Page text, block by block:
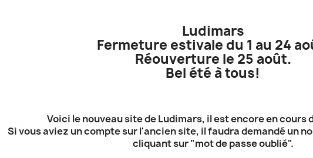
Ludimars
Fermeture estivale du 1 au 24
Réouverture le 25 août.
Bel été à tous!
Voici le nouveau site de Ludimars, il est encore en cours
Si vous aviez un compte sur l'ancien site, il faudra demandé un
cliquant sur "mot de passe oublié".